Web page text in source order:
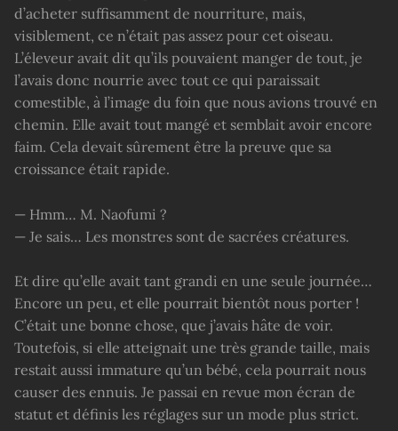
d’acheter suffisamment de nourriture, mais,
visiblement, ce n’était pas assez pour cet oiseau.
L’éleveur avait dit qu’ils pouvaient manger de tout, je
l’avais donc nourrie avec tout ce qui paraissait
comestible, à l’image du foin que nous avions trouvé en
chemin. Elle avait tout mangé et semblait avoir encore
faim. Cela devait sûrement être la preuve que sa
croissance était rapide.
— Hmm… M. Naofumi ?
— Je sais… Les monstres sont de sacrées créatures.
Et dire qu’elle avait tant grandi en une seule journée…
Encore un peu, et elle pourrait bientôt nous porter !
C’était une bonne chose, que j’avais hâte de voir.
Toutefois, si elle atteignait une très grande taille, mais
restait aussi immature qu’un bébé, cela pourrait nous
causer des ennuis. Je passai en revue mon écran de
statut et définis les réglages sur un mode plus strict.